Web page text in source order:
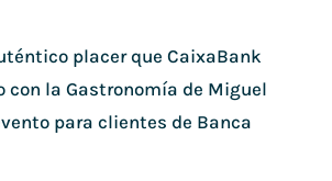
placer que CaixaBank
con la Gastronomía de Miguel
para clientes de Banca